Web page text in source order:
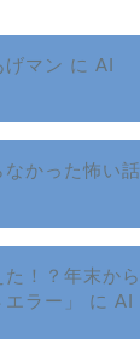
マン に AI
かった怖い話
！？年末から
ラー」
に AI